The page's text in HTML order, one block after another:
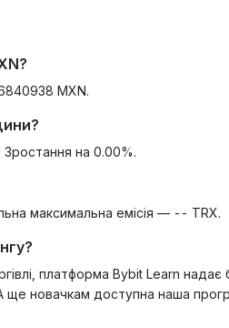
?
MXN.
Зростання на 0.00%.
максимальна емісія — -- TRX.
платформа Bybit Learn
новачкам доступна наша